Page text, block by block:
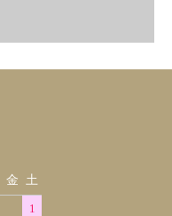
金 土
1